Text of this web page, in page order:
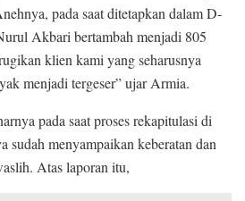
pada saat ditetapkan dalam D-
Akbari bertambah menjadi 805
klien kami yang seharusnya
menjadi tergeser” ujar Armia.
pada saat proses rekapitulasi di
sudah menyampaikan keberatan dan
Atas laporan itu,